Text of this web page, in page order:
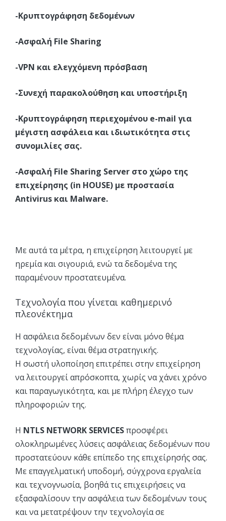
-Κρυπτογράφηση δεδομένων
-Ασφαλή File Sharing
-VPN και ελεγχόμενη πρόσβαση
-Συνεχή παρακολούθηση και υποστήριξη
-Κρυπτογράφηση περιεχομένου e-mail για
μέγιστη ασφάλεια και ιδιωτικότητα στις
συνομιλίες σας.
-Ασφαλή File Sharing Server στο χώρο της
επιχείρησης (in HOUSE) με προστασία
Antivirus και Malware.
Με αυτά τα μέτρα, η επιχείρηση λειτουργεί με
ηρεμία και σιγουριά, ενώ τα δεδομένα της
παραμένουν προστατευμένα.
Τεχνολογία που γίνεται καθημερινό
πλεονέκτημα
Η ασφάλεια δεδομένων δεν είναι μόνο θέμα
τεχνολογίας, είναι θέμα στρατηγικής.
Η σωστή υλοποίηση επιτρέπει στην επιχείρηση
να λειτουργεί απρόσκοπτα, χωρίς να χάνει χρόνο
και παραγωγικότητα, και με πλήρη έλεγχο των
πληροφοριών της.
Η NTLS NETWORK SERVICESπροσφέρει
ολοκληρωμένες λύσεις ασφάλειας δεδομένων που
προστατεύουν κάθε επίπεδο της επιχείρησής σας.
Με επαγγελματική υποδομή, σύγχρονα εργαλεία
και τεχνογνωσία, βοηθά τις επιχειρήσεις να
εξασφαλίσουν την ασφάλεια των δεδομένων τους
και να μετατρέψουν την τεχνολογία σε